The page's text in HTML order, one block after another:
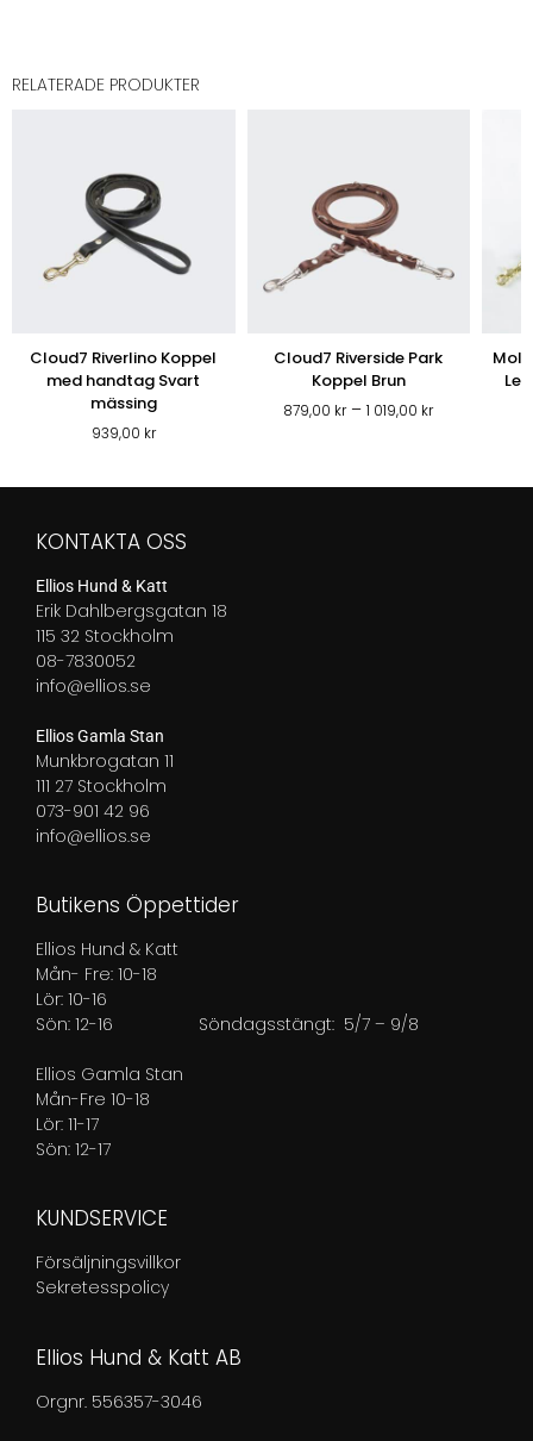
RELATERADE PRODUKTER
Cloud7 Riverlino Koppel
med handtag Svart
mässing
939,00 kr
Cloud7 Riverside Park
Koppel Brun
879,00 kr – 1 019,00 krPrisintervall:
1
KONTAKTA OSS
Ellios Hund & Katt
Erik Dahlbergsgatan 18
115 32 Stockholm
08-7830052
info@ellios.se
Ellios Gamla Stan
Munkbrogatan 11
111 27 Stockholm
073-901 42 96
info@ellios.se
Butikens Öppettider
Ellios Hund & Katt
Mån- Fre: 10-18
Lör: 10-16
Sön: 12-16 Söndagsstängt: 5/7 – 9/8
Ellios Gamla Stan
Mån-Fre 10-18
Lör: 11-17
Sön: 12-17
KUNDSERVICE
Försäljningsvillkor
Sekretesspolicy
Ellios Hund & Katt AB
Orgnr. 556357-3046